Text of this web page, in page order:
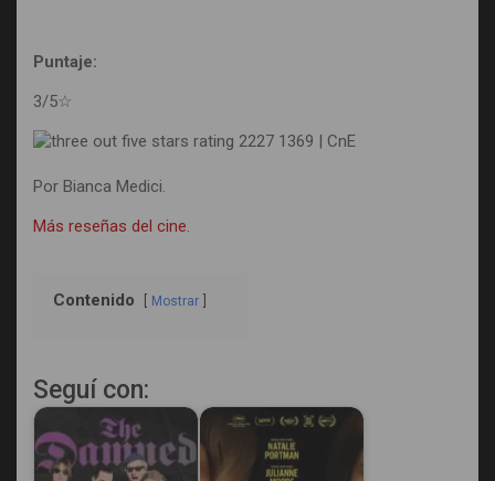
Puntaje:
3/5☆
Por Bianca Medici.
Más reseñas del cine
Contenido Mostrar
Seguí con: